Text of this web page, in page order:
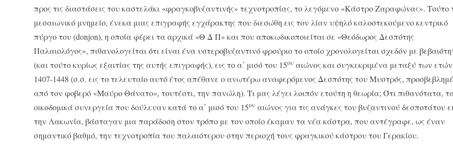
προς τις διαστάσεις του καστελάκι «φραγκοβυζαντινής» τεχνοτροπίας, το λεγόμενο «Κάστρο Ζαραφώνας». Τούτο
μεσαιωνικό μνημείο, ένεκα μιας επιγραφής εγχάρακτης που διεσώθη εις τον λίαν υψηλό καλοστεκούμενο κεντρικό
πύργο του (donjon), η οποία φέρει τα αρχικά «Θ Δ Π» και που αποκωδικοποιείται σε «Θεόδωρος Δεσπότης
Παλαιολόγος», πιθανολογείται ότι είναι ένα υστεροβυζαντινό φρούριο το οποίο χρονολογείται σχεδόν με
(και τούτο κυρίως εξαιτίας της αυτής επιγραφής), εις το α΄ μισό του 15ου αιώνος και συγκεκριμένα μεταξύ των ετών
1407-1448 (σ.σ. εις το τελευταίο αυτό έτος απέθανε ο ανωτέρω αναφερόμενος Δεσπότης του Μυστρός,
από τον φοβερό «Μαύρο Θάνατο», τουτέστι, την πανώλη). Τι μας λέγει λοιπόν ετούτη η θεωρία; Ότι πιθανότατα,
οικοδομικά συνεργεία που δούλευαν κατά το α΄ μισό του 15ου αιώνος για τις ανάγκες του βυζαντινού δεσποτάτου
την Λακωνία, βάσταγαν μια παράδοση στον τρόπο με τον οποίο έκαμαν τα νέα κάστρα, που αντέγραφε, ως έναν
σημαντικό βαθμό, την τεχνοτροπία του παλαιότερου στην περιοχή τους φραγκικού κάστρου του Γερακίου.